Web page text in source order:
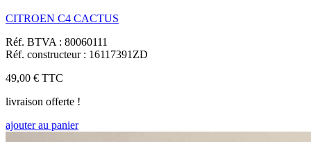
CITROEN C4 CACTUS
Réf. BTVA : 80060111
Réf. constructeur : 16117391ZD
49,00 € TTC
livraison offerte !
ajouter au panier